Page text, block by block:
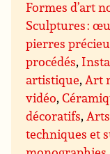
Formes d’art
Sculptures :
pierres
procédés,
artistique,Art
vidéo,
décoratifs,
techniques et